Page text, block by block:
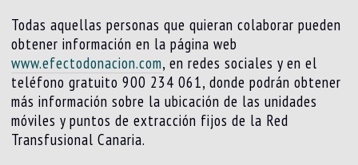
Todas aquellas personas que quieran colaborar pueden
obtener información en la página web
www.efectodonacion.com, en redes sociales y en el
teléfono gratuito 900 234 061, donde podrán obtener
más información sobre la ubicación de las unidades
móviles y puntos de extracción fijos de la Red
Transfusional Canaria.